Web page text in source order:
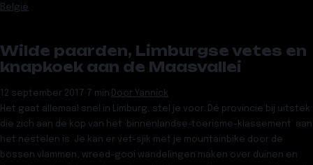
België
Wilde paarden, Limburgse vetes en
knapkoek aan de Maasvallei
12 september 2017 · 7 min·Door Yannick
Het gaat allemaal snel in Limburg, stel je voor. Dé provincie bij uitstek
die zich aan de kop van het ‘binnenlandse-toerisme-klassement’ aan
het nestelen is. Je kan er vet-sjik met je mountainbike door de
bossen vlammen, wreed-gooi wandelingen maken over duinen en